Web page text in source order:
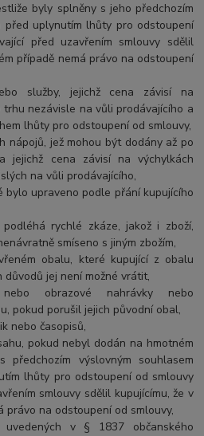
byly splněny s jeho předchozím
před uplynutím lhůty pro odstoupení
před uzavřením smlouvy sdělil
případě nemá právo na odstoupení
služby, jejichž cena závisí na
nezávisle na vůli prodávajícího a
lhůty pro odstoupení od smlouvy,
nápojů, jež mohou být dodány až po
jejichž cena závisí na výchylkách
na vůli prodávajícího,
bylo upraveno podle přání kupujícího
rychlé zkáze, jakož i zboží,
smíseno s jiným zbožím,
obalu, které kupující z obalu
jej není možné vrátit,
obrazové nahrávky nebo
pokud porušil jejich původní obal,
nebo časopisů,
pokud nebyl dodán na hmotném
výslovným souhlasem
lhůty pro odstoupení od smlouvy
smlouvy sdělil kupujícímu, že v
právo na odstoupení od smlouvy,
v § 1837 občanského